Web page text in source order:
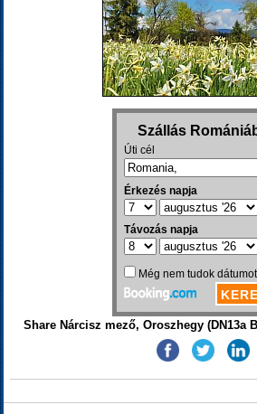
Share Nárcisz mező, Oroszhegy (DN13a